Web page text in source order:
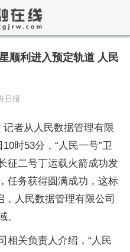
顺利进入预定轨道 人民
日报
者从人民数据管理有限
时53分，“人民一号”卫
征二号丁运载火箭成功发
任务获得圆满成功，这标
，人民数据管理有限公司
。
相关负责人介绍，“人民